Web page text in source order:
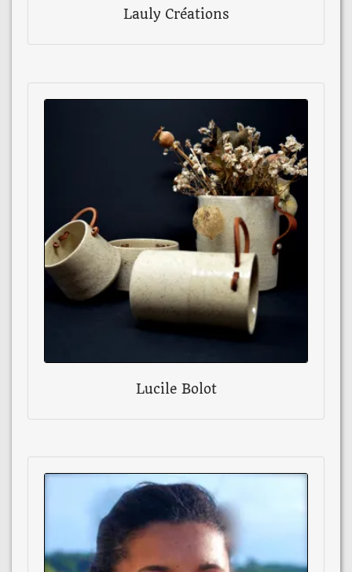
Lauly Créations
Lucile Bolot